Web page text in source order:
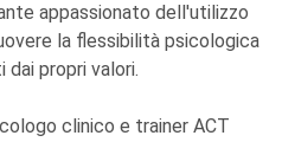
appassionato dell'utilizzo
la flessibilità psicologica
dai propri valori.
clinico e trainer ACT